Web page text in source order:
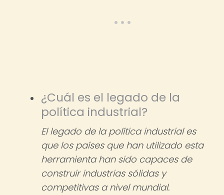
¿Cuál es el legado de la
política industrial?
El legado de la política industrial es
que los países que han utilizado esta
herramienta han sido capaces de
construir industrias sólidas y
competitivas a nivel mundial.